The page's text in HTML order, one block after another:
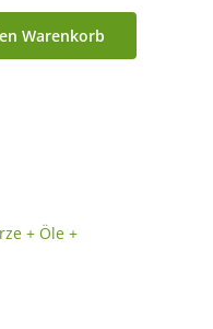
Warenkorb
+ Öle +